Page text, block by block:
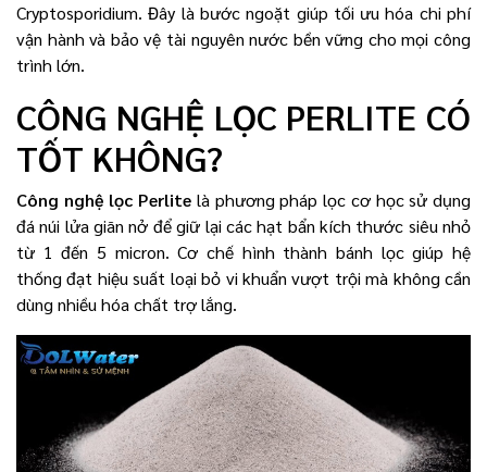
Cryptosporidium. Đây là bước ngoặt giúp tối ưu hóa chi phí
vận hành và bảo vệ tài nguyên nước bền vững cho mọi công
trình lớn.
CÔNG NGHỆ LỌC PERLITE CÓ
TỐT KHÔNG?
Công nghệ lọc Perlite là phương pháp lọc cơ học sử dụng
đá núi lửa giãn nở để giữ lại các hạt bẩn kích thước siêu nhỏ
từ 1 đến 5 micron. Cơ chế hình thành bánh lọc giúp hệ
thống đạt hiệu suất loại bỏ vi khuẩn vượt trội mà không cần
dùng nhiều hóa chất trợ lắng.